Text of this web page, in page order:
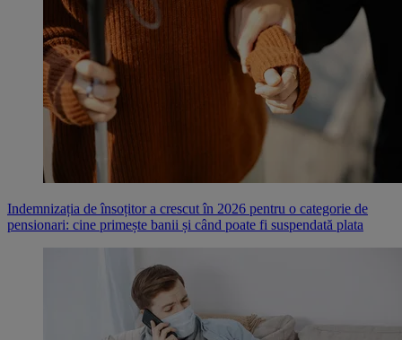
Indemnizația de însoțitor a crescut în 2026 pentru o categorie de
pensionari: cine primește banii și când poate fi suspendată plata